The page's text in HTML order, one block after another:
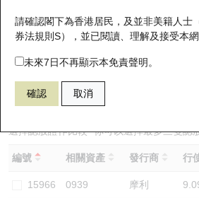
請確認閣下為香港居民，及並非美籍人士
券法規則S），並已閱讀、理解及接受本
未來7日不再顯示本免責聲明。
確認 取消
表現 街貨統計 比較
13794 瑞銀認購 0939 建設
選擇認股證作比較*你可以選擇最多三隻認
編號 相關資產 發行商 行
15966 0939 摩利
新發行瑞銀認股證
即將到期認股證
認股證到期結算價查詢
認股證分析儀
認股證速算機
比較
牛熊證搜尋
牛熊證街貨分佈圖
正股牛熊證列表
新發行瑞銀牛熊證
已收回牛熊證剩餘價值
比較
十大認股證成交分佈
十天股證佔大市成交
資金流
街貨統計
三十大平均引伸波幅
二十大活躍股份
恒指成份股
國指成份股
科指成份股
相關資產沽空
顯示所有持股比重
輪證專欄
講座及教育短片
認股證投資者教育
牛熊證投資者教育
認股證牛熊證常問問題